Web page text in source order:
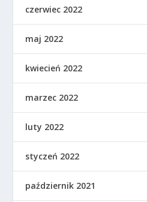
czerwiec 2022
maj 2022
kwiecień 2022
marzec 2022
luty 2022
styczeń 2022
październik 2021